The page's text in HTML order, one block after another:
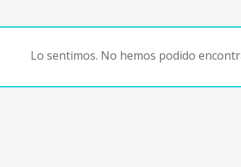
Lo sentimos. No hemos podido